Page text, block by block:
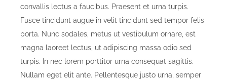
convallis lectus a faucibus. Praesent et urna turpis.
Fusce tincidunt augue in velit tincidunt sed tempor felis
porta. Nunc sodales, metus ut vestibulum ornare, est
magna laoreet lectus, ut adipiscing massa odio sed
turpis. In nec lorem porttitor urna consequat sagittis.
Nullam eget elit ante. Pellentesque justo urna, semper